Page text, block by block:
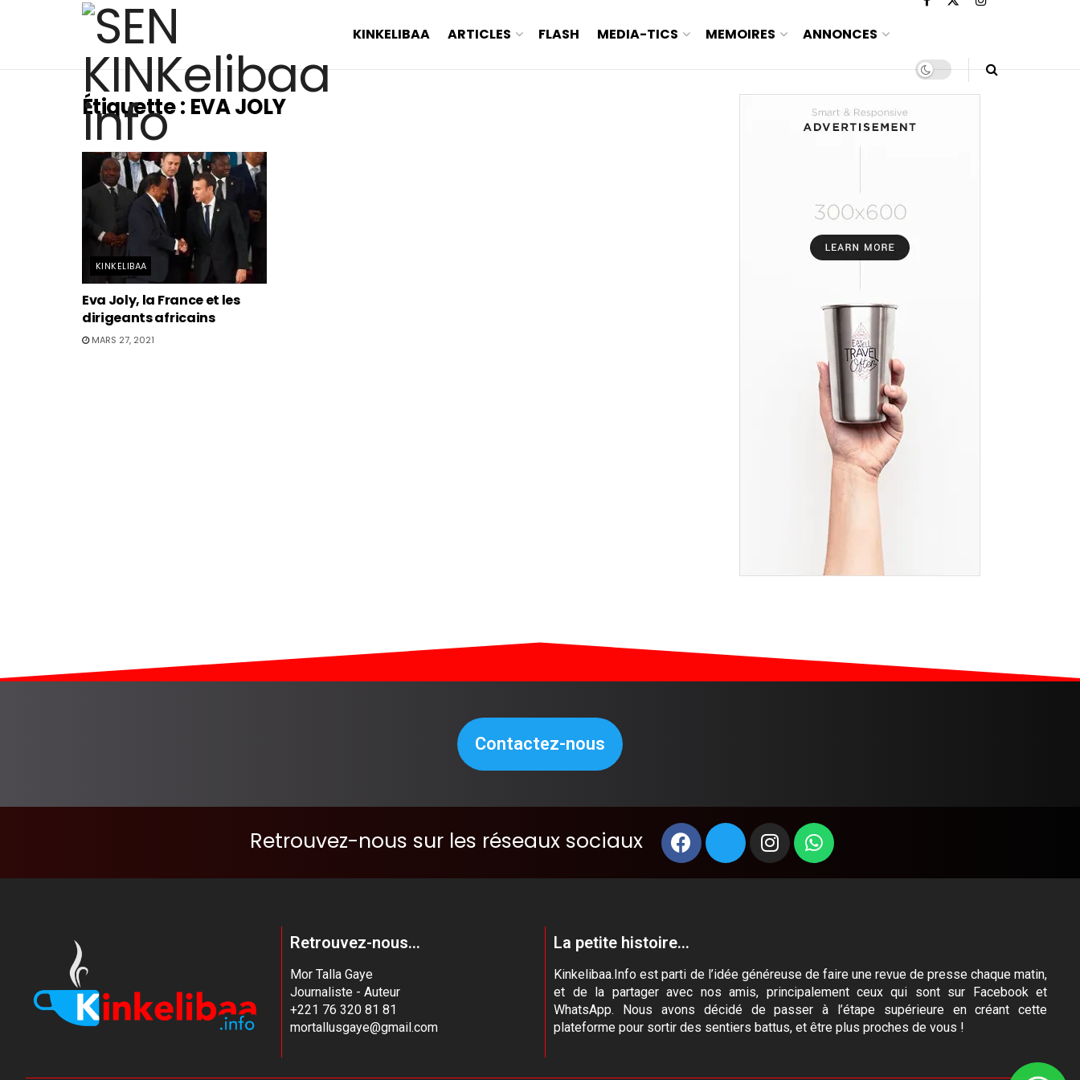
KINKELIBAA ARTICLES FLASH MEDIA-TICS MEMOIRES ANNONCES
Étiquette : EVA JOLY
KINKELIBAA
Eva Joly, la France et les
dirigeants africains
MARS 27, 2021
Contactez-nous
Retrouvez-nous sur les réseaux sociaux
Retrouvez-nous...
Mor Talla Gaye
Journaliste - Auteur
+221 76 320 81 81
mortallusgaye@gmail.com
La petite histoire...
Kinkelibaa.Info est parti de l’idée généreuse de faire une revue de presse chaque matin,
et de la partager avec nos amis, principalement ceux qui sont sur Facebook et
WhatsApp. Nous avons décidé de passer à l’étape supérieure en créant cette
plateforme pour sortir des sentiers battus, et être plus proches de vous !